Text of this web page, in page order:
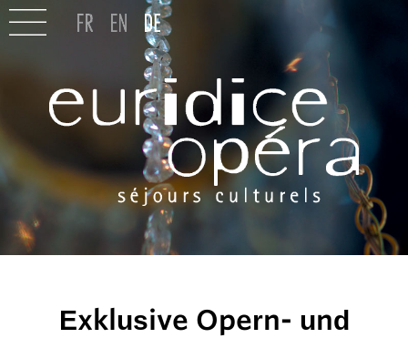
Exklusive Opern- und